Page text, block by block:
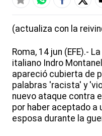
(actualiza con la
Roma, 14 jun (EFE).-
italiano Indro
apareció cubierta de
palabras 'racista' y
nuevo ataque contra
por haber aceptado a
esposa durante la